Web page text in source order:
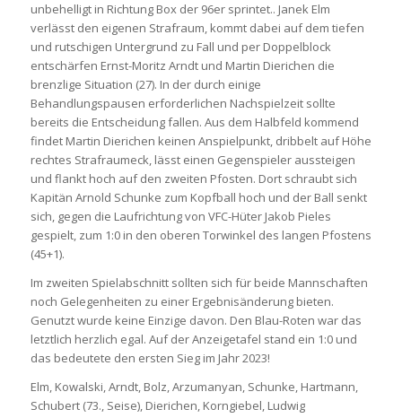
unbehelligt in Richtung Box der 96er sprintet.. Janek Elm
verlässt den eigenen Strafraum, kommt dabei auf dem tiefen
und rutschigen Untergrund zu Fall und per Doppelblock
entschärfen Ernst-Moritz Arndt und Martin Dierichen die
brenzlige Situation (27). In der durch einige
Behandlungspausen erforderlichen Nachspielzeit sollte
bereits die Entscheidung fallen. Aus dem Halbfeld kommend
findet Martin Dierichen keinen Anspielpunkt, dribbelt auf Höhe
rechtes Strafraumeck, lässt einen Gegenspieler aussteigen
und flankt hoch auf den zweiten Pfosten. Dort schraubt sich
Kapitän Arnold Schunke zum Kopfball hoch und der Ball senkt
sich, gegen die Laufrichtung von VFC-Hüter Jakob Pieles
gespielt, zum 1:0 in den oberen Torwinkel des langen Pfostens
(45+1).
Im zweiten Spielabschnitt sollten sich für beide Mannschaften
noch Gelegenheiten zu einer Ergebnisänderung bieten.
Genutzt wurde keine Einzige davon. Den Blau-Roten war das
letztlich herzlich egal. Auf der Anzeigetafel stand ein 1:0 und
das bedeutete den ersten Sieg im Jahr 2023!
Elm, Kowalski, Arndt, Bolz, Arzumanyan, Schunke, Hartmann,
Schubert (73., Seise), Dierichen, Korngiebel, Ludwig